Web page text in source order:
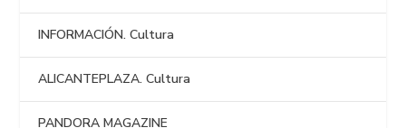
INFORMACIÓN. Cultura
ALICANTEPLAZA. Cultura
PANDORA MAGAZINE